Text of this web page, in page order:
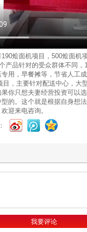
烩面机项目，500烩面机
产品针对的受众群体不同，
用，早餐摊等，节省人工
目，主要针对配送中心，大
你只想夫妻经营投资可以
的。这个就是根据自身想
迎来电咨询。